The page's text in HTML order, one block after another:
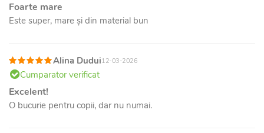
Foarte mare
Este super, mare și din material bun
Alina Dudui12-03-2026
Cumparator verificat
Excelent!
O bucurie pentru copii, dar nu numai.